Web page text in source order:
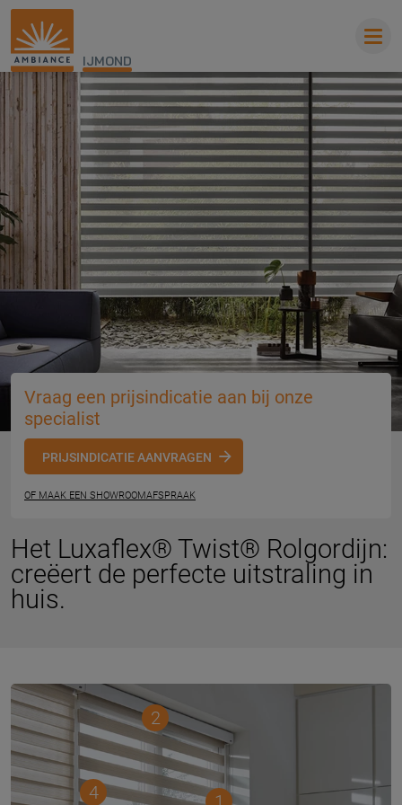
IJMOND
Vraag een prijsindicatie aan bij onze
specialist
PRIJSINDICATIE AANVRAGEN
OF MAAK EEN SHOWROOMAFSPRAAK
Het Luxaflex® Twist® Rolgordijn:
creëert de perfecte uitstraling in
huis.
2
4